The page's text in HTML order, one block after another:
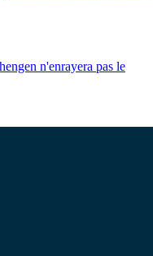
n'enrayera pas le